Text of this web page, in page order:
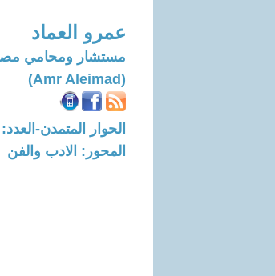
عمرو العماد
مستشار ومحامي
(Amr Aleimad)
الحوار المتمدن-العدد: 6330 - 2019 / 8 / 24 - 17:02
المحور: الادب والفن